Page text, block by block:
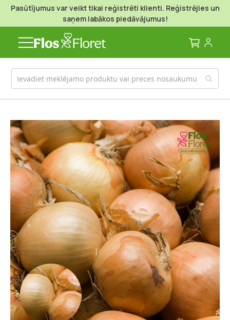
Pasūtījumus var veikt tikai reģistrēti klienti. Reģistrējies un
saņem labākos piedāvājumus!
Mans
Iet
uz
galerijas
beigām